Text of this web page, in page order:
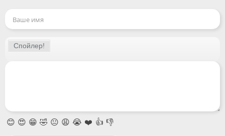
😊 😍 😁 🤣 😐 😩 😭 ❤️ 👍 👎